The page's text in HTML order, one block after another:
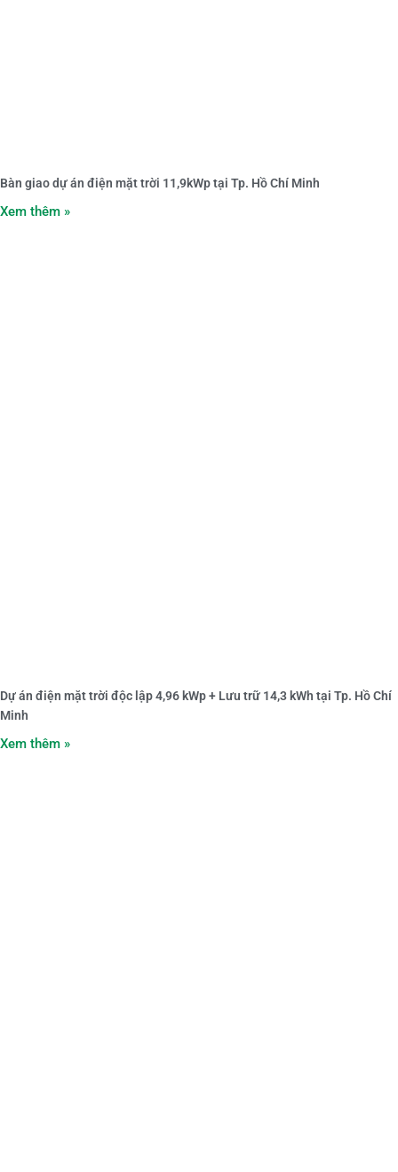
Bàn giao dự án điện mặt trời 11,9kWp tại Tp. Hồ Chí Minh
Xem thêm »
Dự án điện mặt trời độc lập 4,96 kWp + Lưu trữ 14,3 kWh tại Tp. Hồ Chí
Minh
Xem thêm »